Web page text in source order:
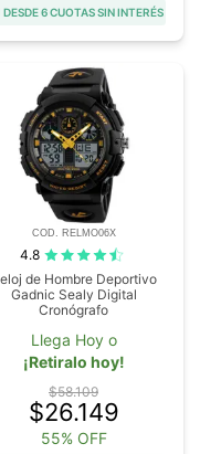
DESDE 6 CUOTAS SIN INTERÉS
COD. RELMO06X
4.8
de Hombre Deportivo
Gadnic Sealy Digital
Cronógrafo
Llega Hoy o
¡Retiralo hoy!
$58.109
$26.149
55% OFF